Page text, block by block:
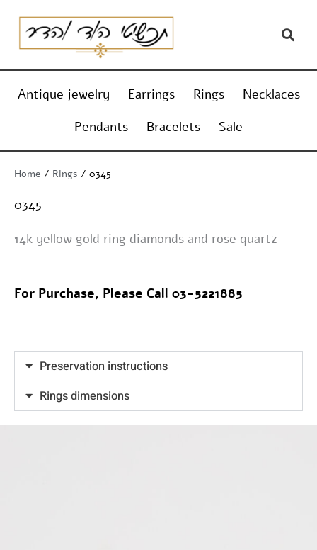
content
Antique jewelry Earrings Rings
Necklaces
Pendants
Bracelets Sale
Home / Rings / 0345
0345
14k yellow gold ring diamonds and rose quartz
For Purchase, Please Call 03-5221885
Preservation instructions
Rings dimensions